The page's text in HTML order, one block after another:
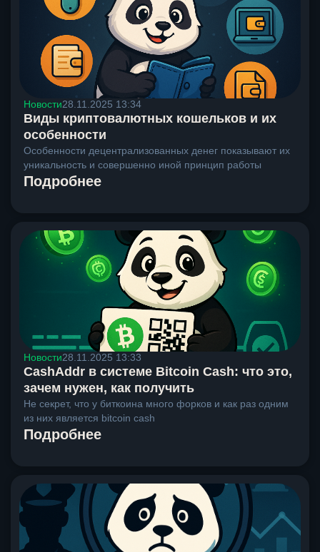
Новости28.11.2025 13:34
Виды криптовалютных кошельков и их
особенности
Особенности децентрализованных денег показывают их
уникальность и совершенно иной принцип работы
Подробнее
Новости28.11.2025 13:33
CashAddr в системе Bitcoin Cash: что это,
зачем нужен, как получить
Не секрет, что у биткоина много форков и как раз одним
из них является bitcoin cash
Подробнее